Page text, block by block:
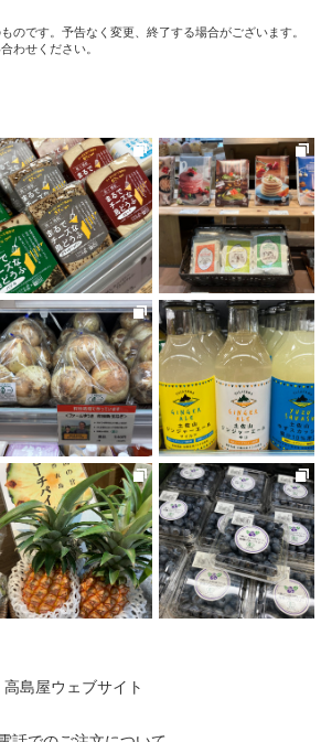
のです。予告なく変更、終了する場合がございます。
わせください。
高島屋ウェブサイト